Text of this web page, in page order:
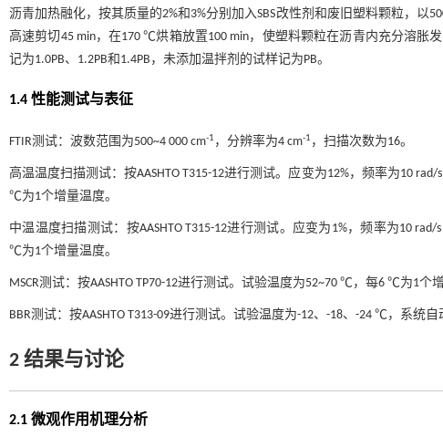
沥青加热融化，按其质量的2%和3%分别加入SBS改性剂和废旧塑料颗粒，以
高速剪切45 min，在170 ℃烘箱放置100 min，使塑料颗粒在沥青内充分溶胀
记为1.0PB、1.2PB和1.4PB，未添加温拌剂的试样记为PB。
1.4 性能测试与表征
FTIR测试：波数范围为500~4 000 cm-1 ，分辨率为4 cm-1 ，扫描次数为16。
高温温度扫描测试：按AASHTO T315-12进行测试。应变为12%，频率为10
℃为1个增量温度。
中温温度扫描测试：按AASHTO T315-12进行测试。应变为1%，频率为10
℃为1个增量温度。
MSCR测试：按AASHTO TP70-12进行测试。试验温度为52~70 ℃，每6 ℃为1
BBR测试：按AASHTO T313-09进行测试。试验温度为-12、-18、-24 ℃，系统
2 结果与讨论
2.1 微观作用机理分析